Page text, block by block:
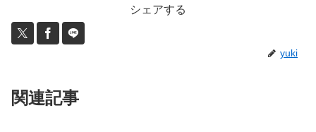
シェアする
yuki
関連記事